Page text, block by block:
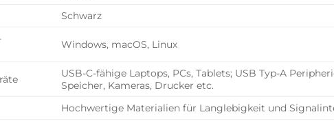
Schwarz
Windows, macOS, Linux
USB-C-fähige Laptops, PCs, Tablets; USB Typ-A
Speicher, Kameras, Drucker etc.
Hochwertige Materialien für Langlebigkeit und